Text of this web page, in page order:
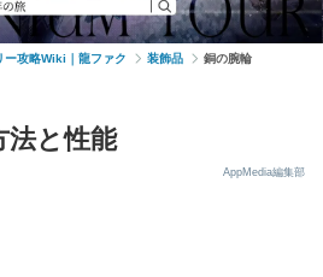
ー攻略Wiki｜龍ファク 装飾品 銅の腕輪
法と性能
AppMedia編集部